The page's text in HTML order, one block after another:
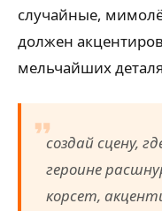
случайные,
должен
мельчайших
создай сцену,
героине
корсет,